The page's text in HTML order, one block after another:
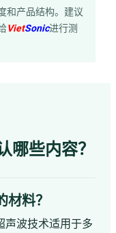
和产品结构。建议
VietSonic进行测
哪些内容？
料？
声波技术适用于多